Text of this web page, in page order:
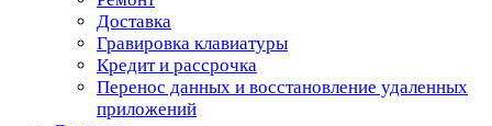
Доставка
Гравировка клавиатуры
Кредит и рассрочка
Перенос данных и восстановление удаленных
приложений